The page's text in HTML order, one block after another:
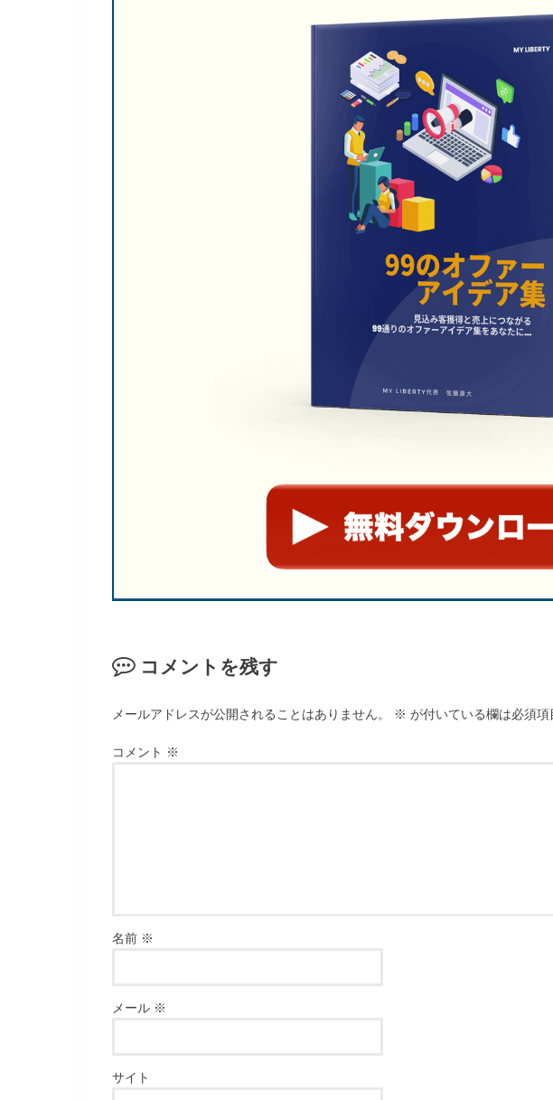
コメントを残す
メールアドレスが公開されることはありません。 ※ が付いている欄は必須項
コメント ※
名前 ※
メール ※
サイト